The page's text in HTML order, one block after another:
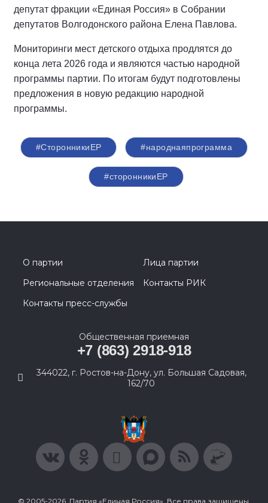
депутат фракции «Единая Россия» в Собрании
депутатов Волгодонского района Елена Павлова.
Мониторинги мест детского отдыха продлятся до
конца лета 2026 года и являются частью народной
программы партии. По итогам будут подготовлены
предложения в новую редакцию народной
программы.
#СторонникиЕР #народнаяпрограмма
#сторонникиЕР
О партии
Лица партии
Региональные отделения
Контакты РИК
Контакты пресс-службы
Общественная приемная
+7 (863) 2918-918
344022, г. Ростов-на-Дону, ул. Большая Садовая,
162/70
© 2005-2026, Партия «Единая Россия». Все права защищены.